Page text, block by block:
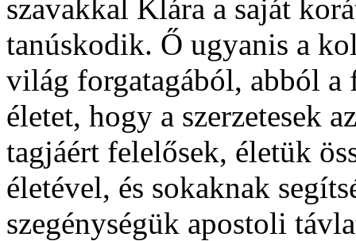
szavakkal Klára a saját
tanúskodik. Ő ugyanis a
világ forgatagából, abból a
életet, hogy a szerzetesek
tagjáért felelősek, életük
életével, és sokaknak
szegénységük apostoli